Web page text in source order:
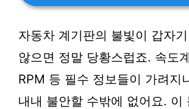
자동차 계기판의 불빛이 갑자
않으면 정말 당황스럽죠. 속도
RPM 등 필수 정보들이 가려지
내내 불안할 수밖에 없어요. 이